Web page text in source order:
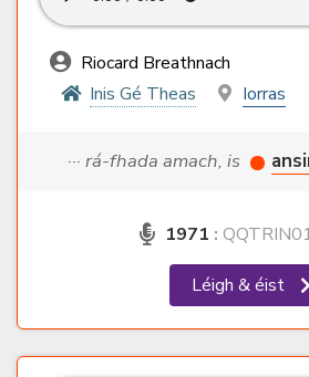
Riocard Breathnach
Inis Gé Theas
Iorras
··· rá-fhada amach, is
1971 :
Léigh & éist